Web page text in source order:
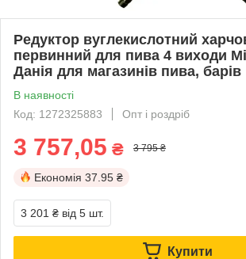
Редуктор вуглекислотний
первинний для пива 4 виходи
Данія для магазинів пива, барів
В наявності
Код: 1272325883
Опт і роздріб
3 757,05 ₴ 3 795 ₴
Економія 37.95 ₴
3 201 ₴ від 5 шт.
Купити